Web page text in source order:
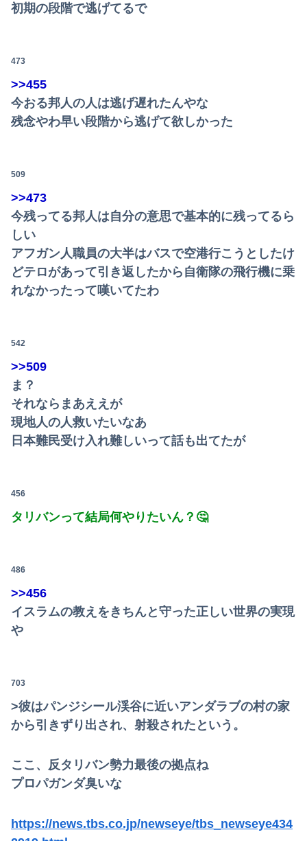
初期の段階で逃げてるで
473
>>455
今おる邦人の人は逃げ遅れたんやな
残念やわ早い段階から逃げて欲しかった
509
>>473
今残ってる邦人は自分の意思で基本的に残ってるら
しい
アフガン人職員の大半はバスで空港行こうとしたけ
どテロがあって引き返したから自衛隊の飛行機に乗
れなかったって嘆いてたわ
542
>>509
ま？
それならまあええが
現地人の人救いたいなあ
日本難民受け入れ難しいって話も出てたが
456
タリバンって結局何やりたいん？🤔
486
>>456
イスラムの教えをきちんと守った正しい世界の実現
や
703
>彼はパンジシール渓谷に近いアンダラブの村の家
から引きずり出され、射殺されたという。
ここ、反タリバン勢力最後の拠点ね
プロパガンダ臭いな
https://news.tbs.co.jp/newseye/tbs_newseye434